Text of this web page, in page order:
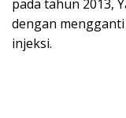
pada tahun 2013,
dengan
injeksi.